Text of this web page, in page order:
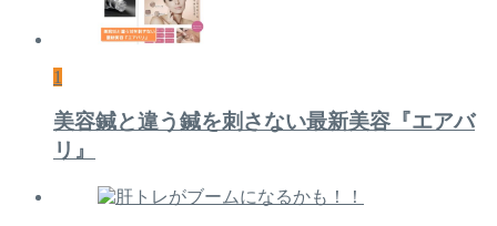
1
美容鍼と違う鍼を刺さない最新美容『エアバ
リ』